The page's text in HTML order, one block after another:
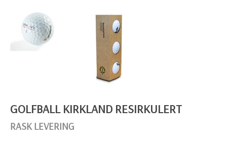
GOLFBALL KIRKLAND RESIRKULERT
RASK LEVERING